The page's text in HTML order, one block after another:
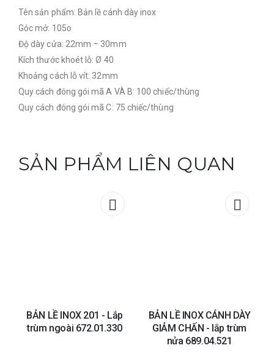
Tên sản phẩm: Bản lề cánh dày inox
Góc mở: 105o
Độ dày cửa: 22mm – 30mm
Kích thước khoét lỗ: Ø 40
Khoảng cách lỗ vít: 32mm
Quy cách đóng gói mã A VÀ B: 100 chiếc/thùng
Quy cách đóng gói mã C: 75 chiếc/thùng
SẢN PHẨM LIÊN QUAN
BẢN LỀ INOX 201 - Lắp
trùm ngoài 672.01.330
BẢN LỀ INOX CÁNH DÀY
GIẢM CHẤN - lắp trùm
nửa 689.04.521